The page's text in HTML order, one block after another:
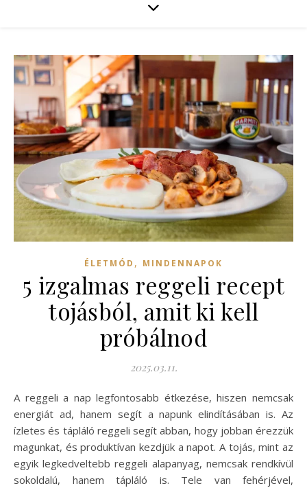
ÉLETMÓD , MINDENNAPOK
5 izgalmas reggeli recept
tojásból, amit ki kell
próbálnod
2025.03.11.
A reggeli a nap legfontosabb étkezése, hiszen nemcsak
energiát ad, hanem segít a napunk elindításában is. Az
ízletes és tápláló reggeli segít abban, hogy jobban érezzük
magunkat, és produktívan kezdjük a napot. A tojás, mint az
egyik legkedveltebb reggeli alapanyag, nemcsak rendkívül
sokoldalú, hanem tápláló is. Tele van fehérjével,